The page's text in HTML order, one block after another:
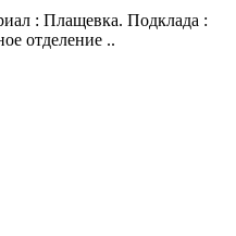
: Плащевка. Подклада :
отделение ..